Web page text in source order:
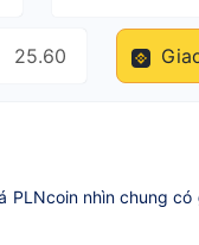
nhìn chung có